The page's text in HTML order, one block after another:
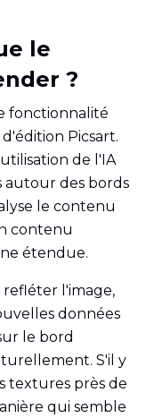
le
?
fonctionnalité
Picsart.
de l'IA
autour des bords
le contenu
contenu
étendue.
refléter l'image,
données
le bord
S'il y
textures près de
qui semble